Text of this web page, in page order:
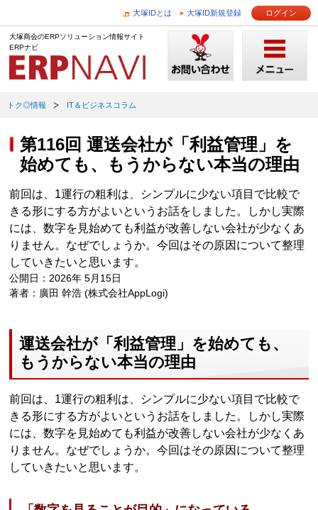
大塚IDとは 大塚ID新規登録 ログイン
大塚商会のERPソリューション情報サイト
ERPナビ
トク◎情報 IT＆ビジネスコラム
第116回 運送会社が「利益管理」を
始めても、もうからない本当の理由
前回は、1運行の粗利は、シンプルに少ない項目で比較で
きる形にする方がよいというお話をしました。しかし実際
には、数字を見始めても利益が改善しない会社が少なくあ
りません。なぜでしょうか。今回はその原因について整理
していきたいと思います。
公開日：2026年 5月15日
著者：廣田 幹浩 (株式会社AppLogi)
運送会社が「利益管理」を始めても、
もうからない本当の理由
前回は、1運行の粗利は、シンプルに少ない項目で比較で
きる形にする方がよいというお話をしました。しかし実際
には、数字を見始めても利益が改善しない会社が少なくあ
りません。なぜでしょうか。今回はその原因について整理
していきたいと思います。